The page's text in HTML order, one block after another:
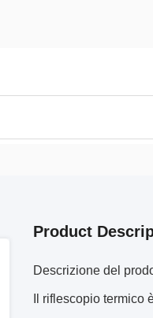
Product
Descrizione del
Il riflescopio